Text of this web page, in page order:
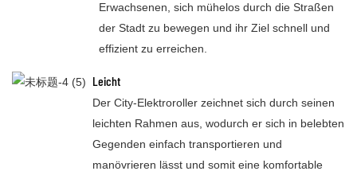
Erwachsenen, sich mühelos durch die Straßen
der Stadt zu bewegen und ihr Ziel schnell und
effizient zu erreichen.
Leicht
Der City-Elektroroller zeichnet sich durch seinen
leichten Rahmen aus, wodurch er sich in belebten
Gegenden einfach transportieren und
manövrieren lässt und somit eine komfortable